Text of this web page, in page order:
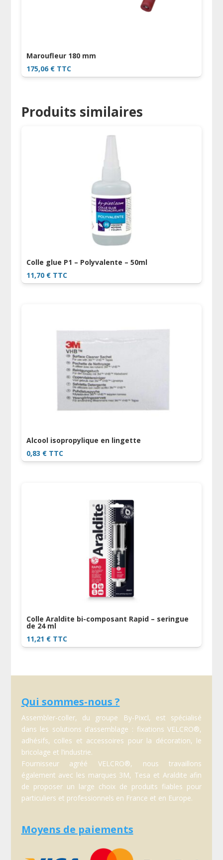
Maroufleur 180 mm
175,06 € TTC
Produits similaires
Colle glue P1 – Polyvalente – 50ml
11,70 € TTC
Alcool isopropylique en lingette
0,83 € TTC
Colle Araldite bi-composant Rapid – seringue
de 24 ml
11,21 € TTC
Qui sommes-nous ?
Assembler-coller, du groupe By-Pixcl, est spécialisé
dans les solutions d’assemblage : fixations VELCRO®,
adhésifs, colles et accessoires pour la décoration, le
bricolage et l’industrie.
Fournisseur agréé VELCRO®, nous travaillons
également avec les marques 3M, Tesa et Araldite afin
de proposer un large choix de produits fiables pour
particuliers et professionnels en France et en Europe.
Moyens de paiements